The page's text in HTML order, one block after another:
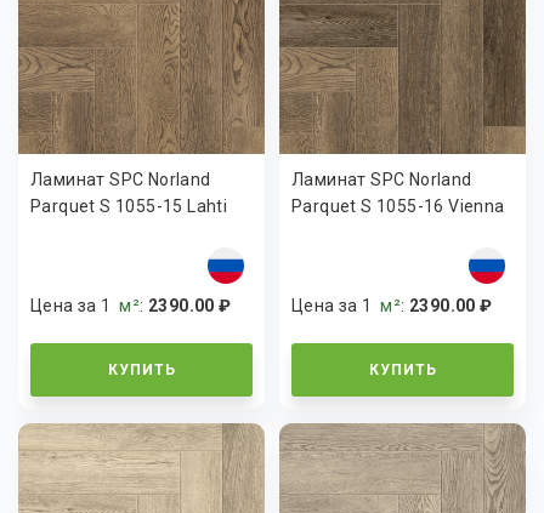
Ламинат SPC Norland
Parquet S 1055-15 Lahti
Цена за 1м²: 2390.00 ₽
КУПИТЬ
Ламинат SPC Norland
Parquet S 1055-16 Vienna
Цена за 1м²: 2390.00 ₽
КУПИТЬ